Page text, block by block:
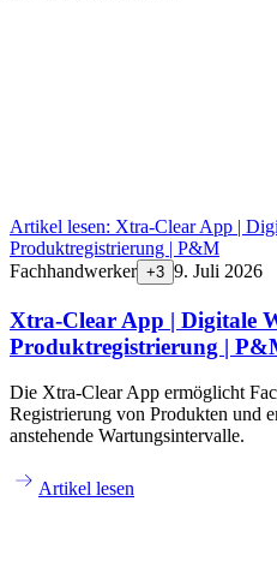
Artikel lesen: Xtra-Clear App |
Produktregistrierung | P&M
Fachhandwerker +3 9. Juli 2026
Xtra-Clear App | Digitale
Produktregistrierung |
Die Xtra-Clear App ermöglicht
Registrierung von Produkten und
anstehende Wartungsintervalle.
Artikel lesen